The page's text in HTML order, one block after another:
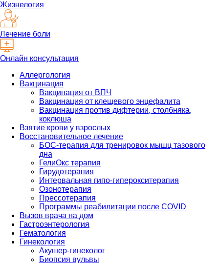
Жизнелогия
Лечение боли
Онлайн консультация
Аллергология
Вакцинация
Вакцинация от ВПЧ
Вакцинация от клещевого энцефалита
Вакцинация против дифтерии, столбняка,
коклюша
Взятие крови у взрослых
Восстановительное лечение
БОС-терапия для тренировок мышц тазового
дна
ГелиОкс терапия
Гирудотерапия
Интервальная гипо-гиперокситерапия
Озонотерапия
Прессотерапия
Программы реабилитации после СOVID
Вызов врача на дом
Гастроэнтерология
Гематология
Гинекология
Акушер-гинеколог
Биопсия вульвы